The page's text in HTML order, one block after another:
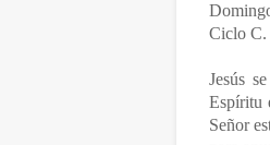
Ciclo C.
Jesús
Espíritu
Señor